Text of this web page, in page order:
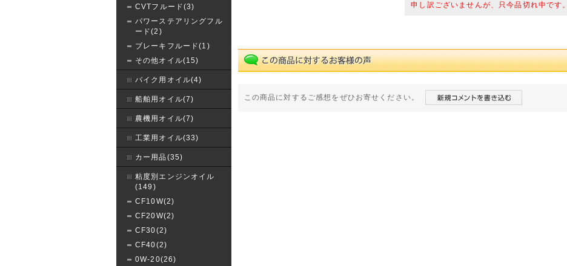
CVTフルード(3)
パワーステアリングフル
ード(2)
ブレーキフルード(1)
その他オイル(15)
バイク用オイル(4)
船舶用オイル(7)
農機用オイル(7)
工業用オイル(33)
カー用品(35)
粘度別エンジンオイル
(149)
CF10W(2)
CF20W(2)
CF30(2)
CF40(2)
0W-20(26)
申し訳ございませんが、只今品切れ中です。
この商品に対するご感想をぜひお寄せください。